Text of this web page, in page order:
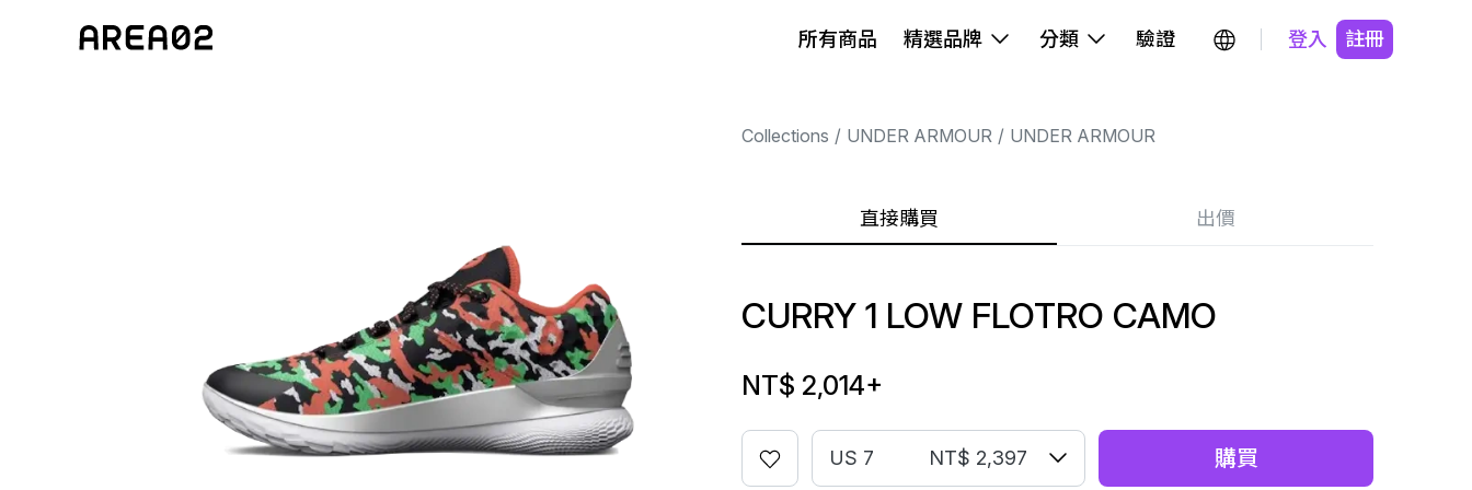
所有商品 精選品牌 分類 驗證 登入 註冊
Collections UNDER ARMOUR UNDER ARMOUR
直接購買 出價
CURRY 1 LOW FLOTRO CAMO
NT$ 2,014+
US 7 NT$ 2,397 購買